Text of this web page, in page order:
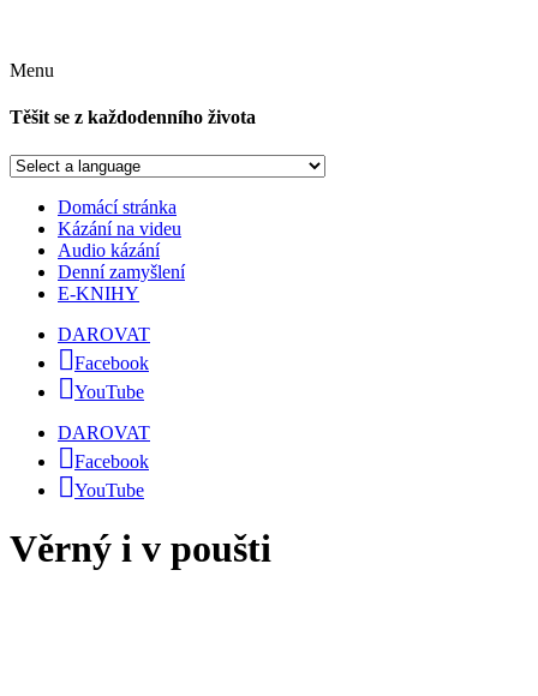
Menu
Těšit se z každodenního života
Domácí stránka
Kázání na videu
Audio kázání
Denní zamyšlení
E-KNIHY
DAROVAT
Facebook
YouTube
DAROVAT
Facebook
YouTube
Věrný i v poušti